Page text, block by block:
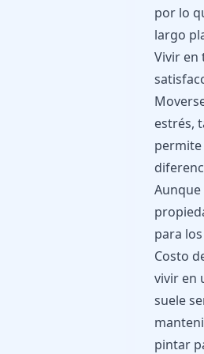
por lo
largo
Vivir en
estrés,
para
Costo
vivir en
suele
pintar